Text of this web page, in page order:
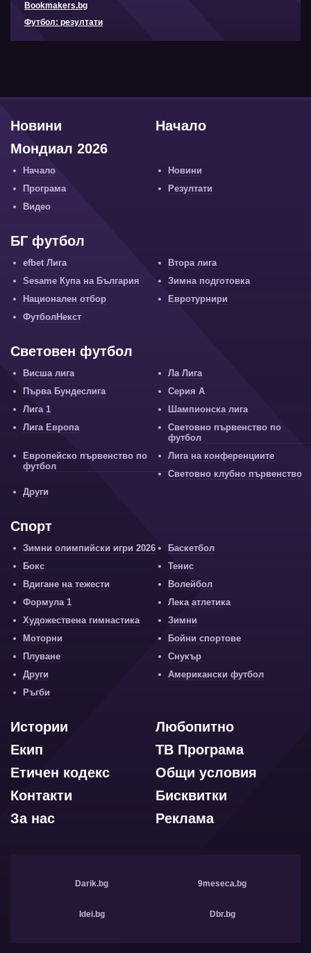
Bookmakers.bg
Футбол: резултати
Начало
Новини
Мондиал 2026
Начало
Новини
Програма
Резултати
Видео
БГ футбол
efbet Лига
Втора лига
Sesame Купа на България
Зимна подготовка
Национален отбор
Евротурнири
ФутболНекст
Световен футбол
Висша лига
Ла Лига
Първа Бундеслига
Серия А
Лига 1
Шампионска лига
Лига Европа
Световно първенство по
футбол
Европейско първенство по
футбол
Лига на конференциите
Световно клубно първенство
Други
Спорт
Зимни олимпийски игри 2026
Баскетбол
Бокс
Тенис
Вдигане на тежести
Волейбол
Формула 1
Лека атлетика
Художествена гимнастика
Зимни
Моторни
Бойни спортове
Плуване
Снукър
Други
Американски футбол
Ръгби
Любопитно
Истории
ТВ Програма
Екип
Общи условия
Етичен кодекс
Бисквитки
Контакти
Реклама
За нас
Darik.bg 9meseca.bg
Idei.bg Dbr.bg